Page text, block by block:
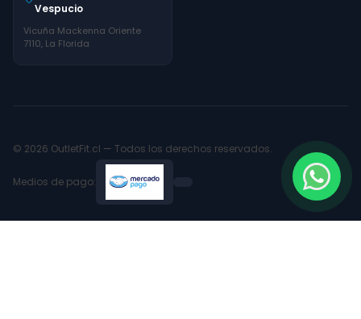
Vespucio
Vicuña Mackenna Oriente
7110, La Florida
© 2026 OutletFit.cl — Todos los derechos reservados.
Medios de pago: